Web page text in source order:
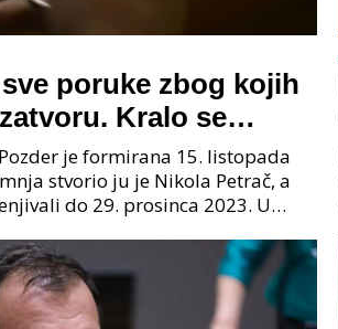
poruke zbog kojih
Kralo se
će iz vlade biti
je formirana 15. listopada
stvorio ju je Nikola Petrač, a
do 29. prosinca 2023. U